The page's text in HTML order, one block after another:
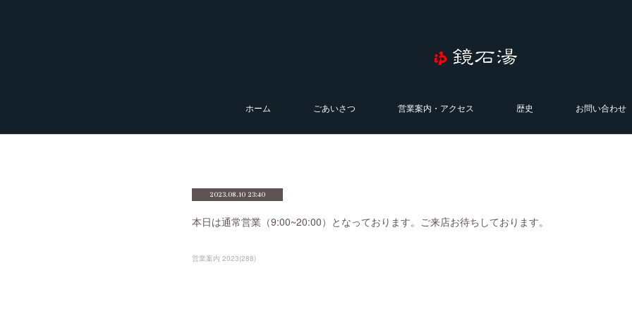
ホーム ごあいさつ 営業案内・アクセス 歴史 お問い合わせ
2023.08.10 23:40
本日は通常営業（9:00~20:00）となっております。ご来店お待ちしております。
営業案内 2023(288)